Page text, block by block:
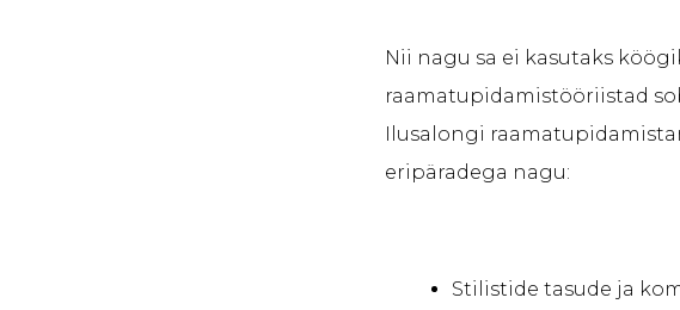
Nii nagu sa ei kasutaks
raamatupidamistööriistad
Ilusalongi
eripäradega nagu:
Stilistide tasude ja